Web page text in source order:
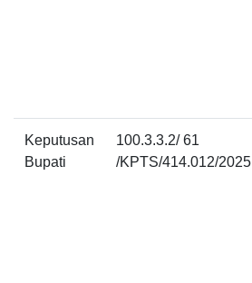
Keputusan
Bupati
100.3.3.2/ 61
/KPTS/414.012/2025